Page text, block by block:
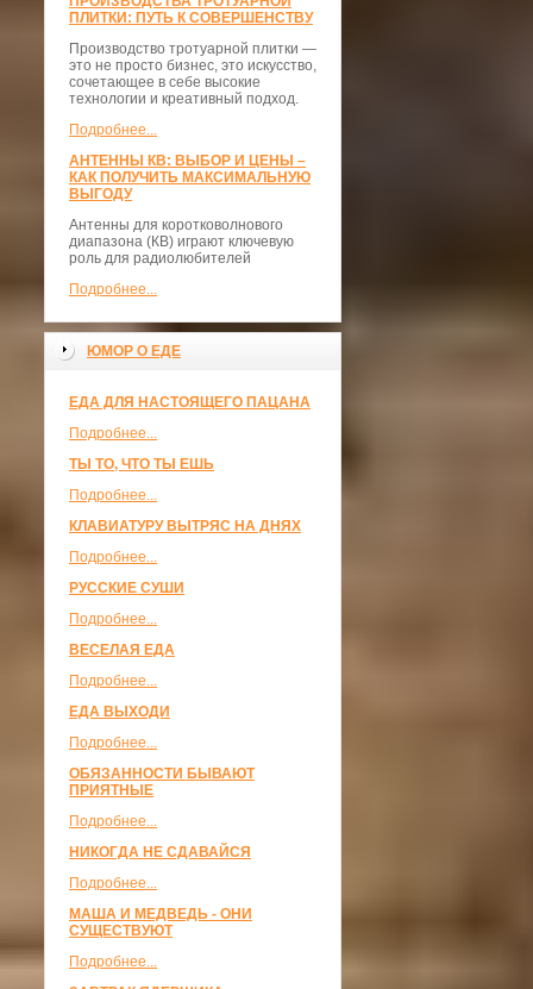
ПЛИТКИ: ПУТЬ К СОВЕРШЕНСТВУ
Производство тротуарной плитки —
это не просто бизнес, это искусство,
сочетающее в себе высокие
технологии и креативный подход.
Подробнее...
АНТЕННЫ КВ: ВЫБОР И ЦЕНЫ –
КАК ПОЛУЧИТЬ МАКСИМАЛЬНУЮ
ВЫГОДУ
Антенны для коротковолнового
диапазона (КВ) играют ключевую
роль для радиолюбителей
Подробнее...
ЮМОР О ЕДЕ
ЕДА ДЛЯ НАСТОЯЩЕГО ПАЦАНА
Подробнее...
ТЫ ТО, ЧТО ТЫ ЕШЬ
Подробнее...
КЛАВИАТУРУ ВЫТРЯС НА ДНЯХ
Подробнее...
РУССКИЕ СУШИ
Подробнее...
ВЕСЕЛАЯ ЕДА
Подробнее...
ЕДА ВЫХОДИ
Подробнее...
ОБЯЗАННОСТИ БЫВАЮТ
ПРИЯТНЫЕ
Подробнее...
НИКОГДА НЕ СДАВАЙСЯ
Подробнее...
МАША И МЕДВЕДЬ - ОНИ
СУЩЕСТВУЮТ
Подробнее...